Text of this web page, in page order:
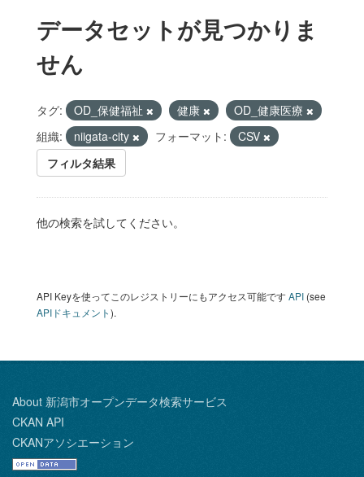
データセットが見つかりま
せん
タグ: OD_保健福祉 健康
OD_健康医療
組織:
niigata-city フォーマット:
CSV
フィルタ結果
他の検索を試してください。
API Keyを使ってこのレジストリーにもアクセス可能ですAPI (see
APIドキュメント).
About 新潟市オープンデータ検索サービス
CKAN API
CKANアソシエーション